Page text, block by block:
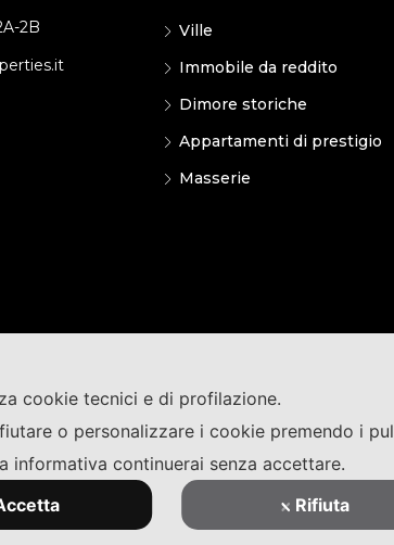
2B
Ville
Immobile da reddito
Dimore storiche
Appartamenti di prestigio
Masserie
REA N. LE - 337124 pec:
cookie tecnici e di profilazione.
o personalizzare i cookie premendo i
informativa continuerai senza accettare.
Rifiuta